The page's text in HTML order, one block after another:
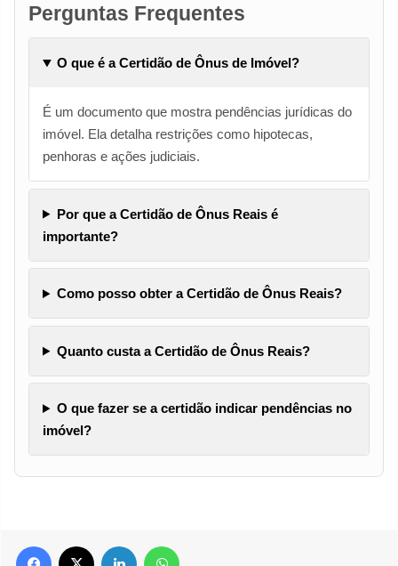
Perguntas Frequentes
O que é a Certidão de Ônus de Imóvel?
É um documento que mostra pendências jurídicas do
imóvel. Ela detalha restrições como hipotecas,
penhoras e ações judiciais.
Por que a Certidão de Ônus Reais é
importante?
Como posso obter a Certidão de Ônus Reais?
Quanto custa a Certidão de Ônus Reais?
O que fazer se a certidão indicar pendências no
imóvel?
Facebook Linkedin